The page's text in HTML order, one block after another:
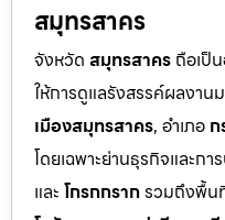
สมุทรสาคร
จังหวัด สมุทรสาคร ถือเป็
ให้การดูแลรังสรรค์ผลงา
เมืองสมุทรสาคร, อำเภอ
โดยเฉพาะย่านธุรกิจและกา
และ โกรกกรากรวมถึงพื้น